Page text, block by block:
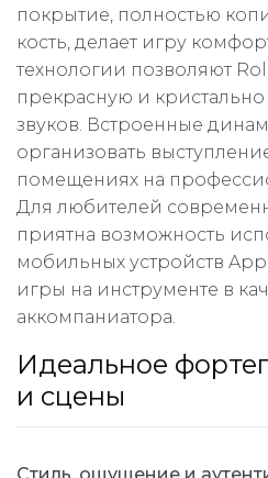
покрытие, полностью
кость, делает игру
технологии позволяют
прекрасную и
звуков. Встроенные
организовать
помещениях на
Для любителей
приятна возможность
мобильных устройств
игры на инструменте в
аккомпаниатора.
Идеальное
и сцены